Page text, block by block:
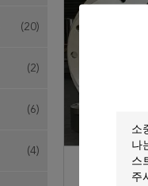
(20)
(2)
(6)
(4)
ANSI /에 따